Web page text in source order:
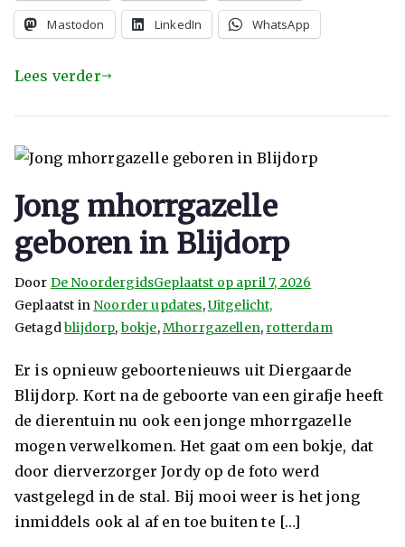
Mastodon LinkedIn WhatsApp
Lees verder
Jong mhorrgazelle
geboren in Blijdorp
Door De NoordergidsGeplaatst op april 7, 2026
Geplaatst in Noorder updates,Uitgelicht,
Getagdblijdorp, bokje,Mhorrgazellen, rotterdam
Er is opnieuw geboortenieuws uit Diergaarde
Blijdorp. Kort na de geboorte van een girafje heeft
de dierentuin nu ook een jonge mhorrgazelle
mogen verwelkomen. Het gaat om een bokje, dat
door dierverzorger Jordy op de foto werd
vastgelegd in de stal. Bij mooi weer is het jong
inmiddels ook al af en toe buiten te […]